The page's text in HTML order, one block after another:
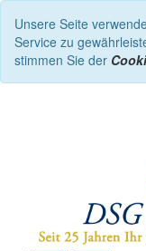
Unsere Seite
Service zu
stimmen Sie der